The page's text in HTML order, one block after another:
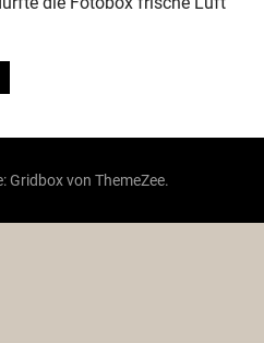
Gridbox von ThemeZee.